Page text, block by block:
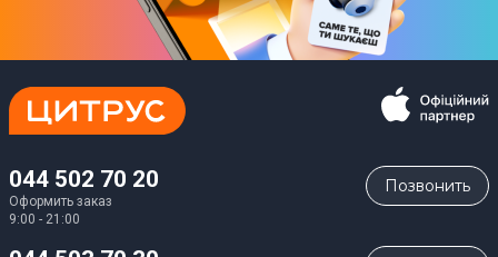
044 502 70 20
Оформить заказ
9:00 - 21:00
Позвонить